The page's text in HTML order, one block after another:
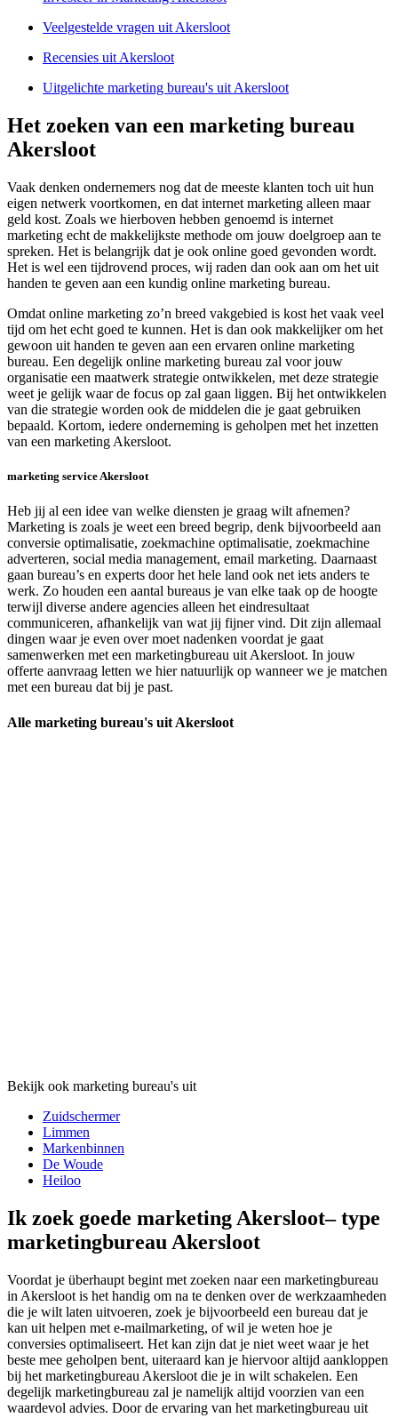
Veelgestelde vragen uit Akersloot
Recensies uit Akersloot
Uitgelichte marketing bureau's uit Akersloot
Het zoeken van een marketing bureau
Akersloot
Vaak denken ondernemers nog dat de meeste klanten toch uit hun
eigen netwerk voortkomen, en dat internet marketing alleen maar
geld kost. Zoals we hierboven hebben genoemd is internet
marketing echt de makkelijkste methode om jouw doelgroep aan te
spreken. Het is belangrijk dat je ook online goed gevonden wordt.
Het is wel een tijdrovend proces, wij raden dan ook aan om het uit
handen te geven aan een kundig online marketing bureau.
Omdat online marketing zo’n breed vakgebied is kost het vaak veel
tijd om het echt goed te kunnen. Het is dan ook makkelijker om het
gewoon uit handen te geven aan een ervaren online marketing
bureau. Een degelijk online marketing bureau zal voor jouw
organisatie een maatwerk strategie ontwikkelen, met deze strategie
weet je gelijk waar de focus op zal gaan liggen. Bij het ontwikkelen
van die strategie worden ook de middelen die je gaat gebruiken
bepaald. Kortom, iedere onderneming is geholpen met het inzetten
van een marketing Akersloot.
marketing service Akersloot
Heb jij al een idee van welke diensten je graag wilt afnemen?
Marketing is zoals je weet een breed begrip, denk bijvoorbeeld aan
conversie optimalisatie, zoekmachine optimalisatie, zoekmachine
adverteren, social media management, email marketing. Daarnaast
gaan bureau’s en experts door het hele land ook net iets anders te
werk. Zo houden een aantal bureaus je van elke taak op de hoogte
terwijl diverse andere agencies alleen het eindresultaat
communiceren, afhankelijk van wat jij fijner vind. Dit zijn allemaal
dingen waar je even over moet nadenken voordat je gaat
samenwerken met een marketingbureau uit Akersloot. In jouw
offerte aanvraag letten we hier natuurlijk op wanneer we je matchen
met een bureau dat bij je past.
Alle marketing bureau's uit Akersloot
Bekijk ook marketing bureau's uit
Zuidschermer
Limmen
Markenbinnen
De Woude
Heiloo
Ik zoek goede marketing Akersloot– type
marketingbureau Akersloot
Voordat je überhaupt begint met zoeken naar een marketingbureau
in Akersloot is het handig om na te denken over de werkzaamheden
die je wilt laten uitvoeren, zoek je bijvoorbeeld een bureau dat je
kan uit helpen met e-mailmarketing, of wil je weten hoe je
conversies optimaliseert. Het kan zijn dat je niet weet waar je het
beste mee geholpen bent, uiteraard kan je hiervoor altijd aankloppen
bij het marketingbureau Akersloot die je in wilt schakelen. Een
degelijk marketingbureau zal je namelijk altijd voorzien van een
waardevol advies. Door de ervaring van het marketingbureau uit